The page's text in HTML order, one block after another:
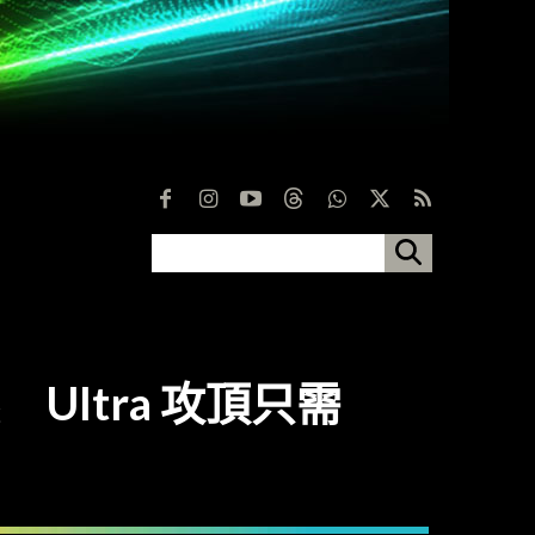
Ultra 攻頂只需